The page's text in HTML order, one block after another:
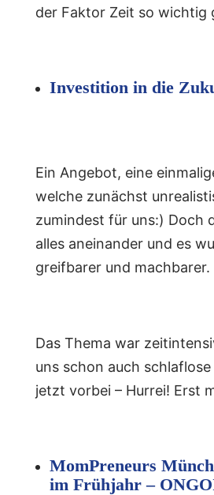
der Faktor Zeit so wichtig
Investition in die
Ein Angebot, eine
welche zunächst
zumindest für uns:) Doch
alles aneinander und es
greifbarer und machbarer.
Das Thema war
uns schon auch
jetzt vorbei – Hurrei! Erst
MomPreneurs
im Frühjahr –